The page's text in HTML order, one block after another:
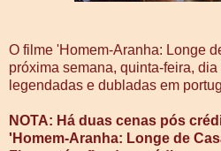
O filme 'Homem-Aranha: Longe
próxima semana, quinta-feira,
legendadas e dubladas em
NOTA: Há duas cenas pós
'Homem-Aranha: Longe de